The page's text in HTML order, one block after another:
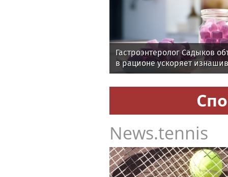
Гастроэнтеролог Садыков
в рационе ускоряет
News.tennis